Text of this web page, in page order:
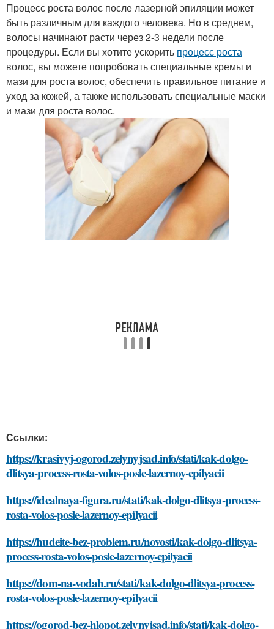
Процесс роста волос после лазерной эпиляции может
быть различным для каждого человека. Но в среднем,
волосы начинают расти через 2-3 недели после
процедуры. Если вы хотите ускорить процесс роста
волос, вы можете попробовать специальные кремы и
мази для роста волос, обеспечить правильное питание и
уход за кожей, а также использовать специальные маски
и мази для роста волос.
Ссылки:
https://krasivyj-ogorod.zelynyjsad.info/stati/kak-dolgo-
dlitsya-process-rosta-volos-posle-lazernoy-epilyacii
https://idealnaya-figura.ru/stati/kak-dolgo-dlitsya-process-
rosta-volos-posle-lazernoy-epilyacii
https://hudeite-bez-problem.ru/novosti/kak-dolgo-dlitsya-
process-rosta-volos-posle-lazernoy-epilyacii
https://dom-na-vodah.ru/stati/kak-dolgo-dlitsya-process-
rosta-volos-posle-lazernoy-epilyacii
https://ogorod-bez-hlopot.zelynyjsad.info/stati/kak-dolgo-